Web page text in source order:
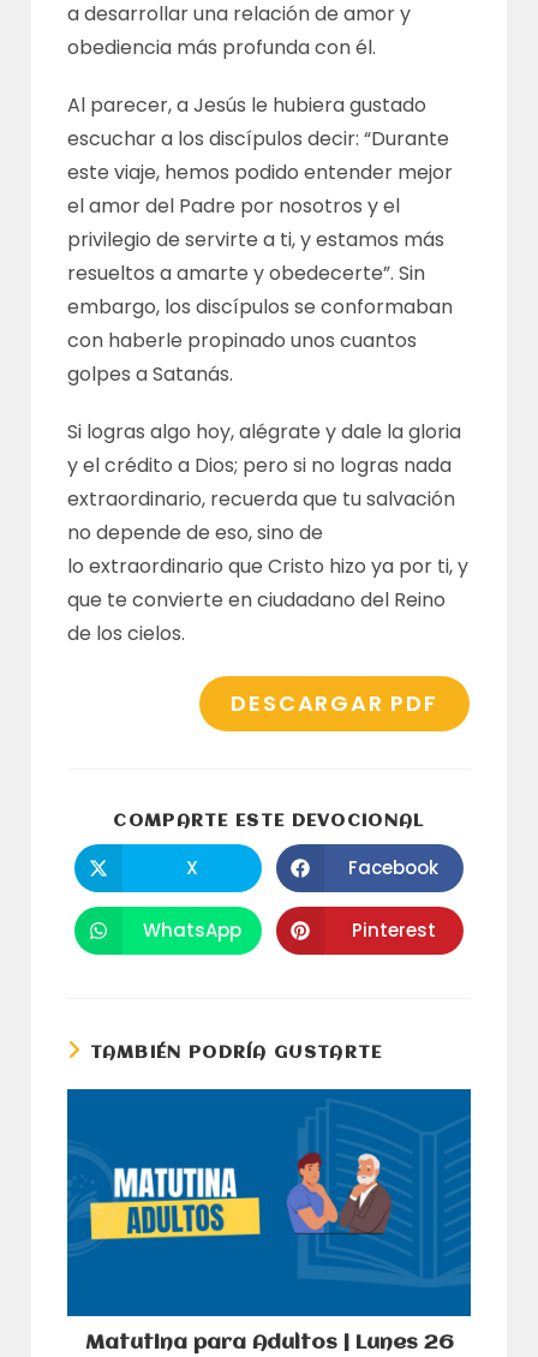
a desarrollar una relación de amor y
obediencia más profunda con él.
Al parecer, a Jesús le hubiera gustado
escuchar a los discípulos decir: “Durante
este viaje, hemos podido entender mejor
el amor del Padre por nosotros y el
privilegio de servirte a ti, y estamos más
resueltos a amarte y obedecerte”. Sin
embargo, los discípulos se conformaban
con haberle propinado unos cuantos
golpes a Satanás.
Si logras algo hoy, alégrate y dale la gloria
y el crédito a Dios; pero si no logras nada
extraordinario, recuerda que tu salvación
no depende de eso, sino de
lo extraordinario que Cristo hizo ya por ti, y
que te convierte en ciudadano del Reino
de los cielos.
DESCARGAR PDF
COMPARTE ESTE DEVOCIONAL
abre
en
una
nueva
ventana
X Se
abre
en
una
nueva
ventana
Facebook
Se
abre
WhatsApp Se
abre
Pinterest
TAMBIÉN PODRÍA GUSTARTE
Matutina para Adultos | Lunes 26